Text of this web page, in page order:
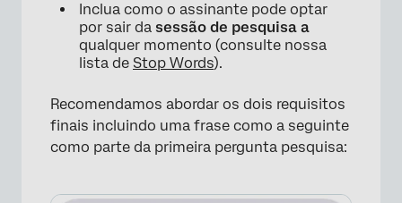
Inclua como o assinante pode optar
por sair da sessão de pesquisa a
qualquer momento (consulte nossa
lista de Stop Words).
Recomendamos abordar os dois requisitos
finais incluindo uma frase como a seguinte
como parte da primeira pergunta pesquisa: